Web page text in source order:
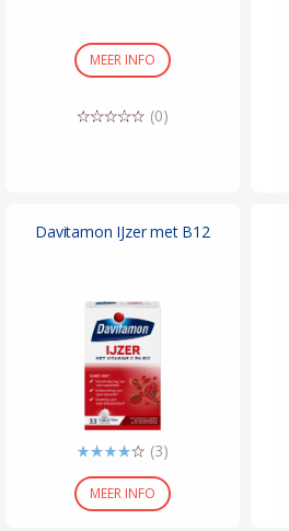
MEER INFO
(0)
Davitamon IJzer met B12
MEER INFO
(3)